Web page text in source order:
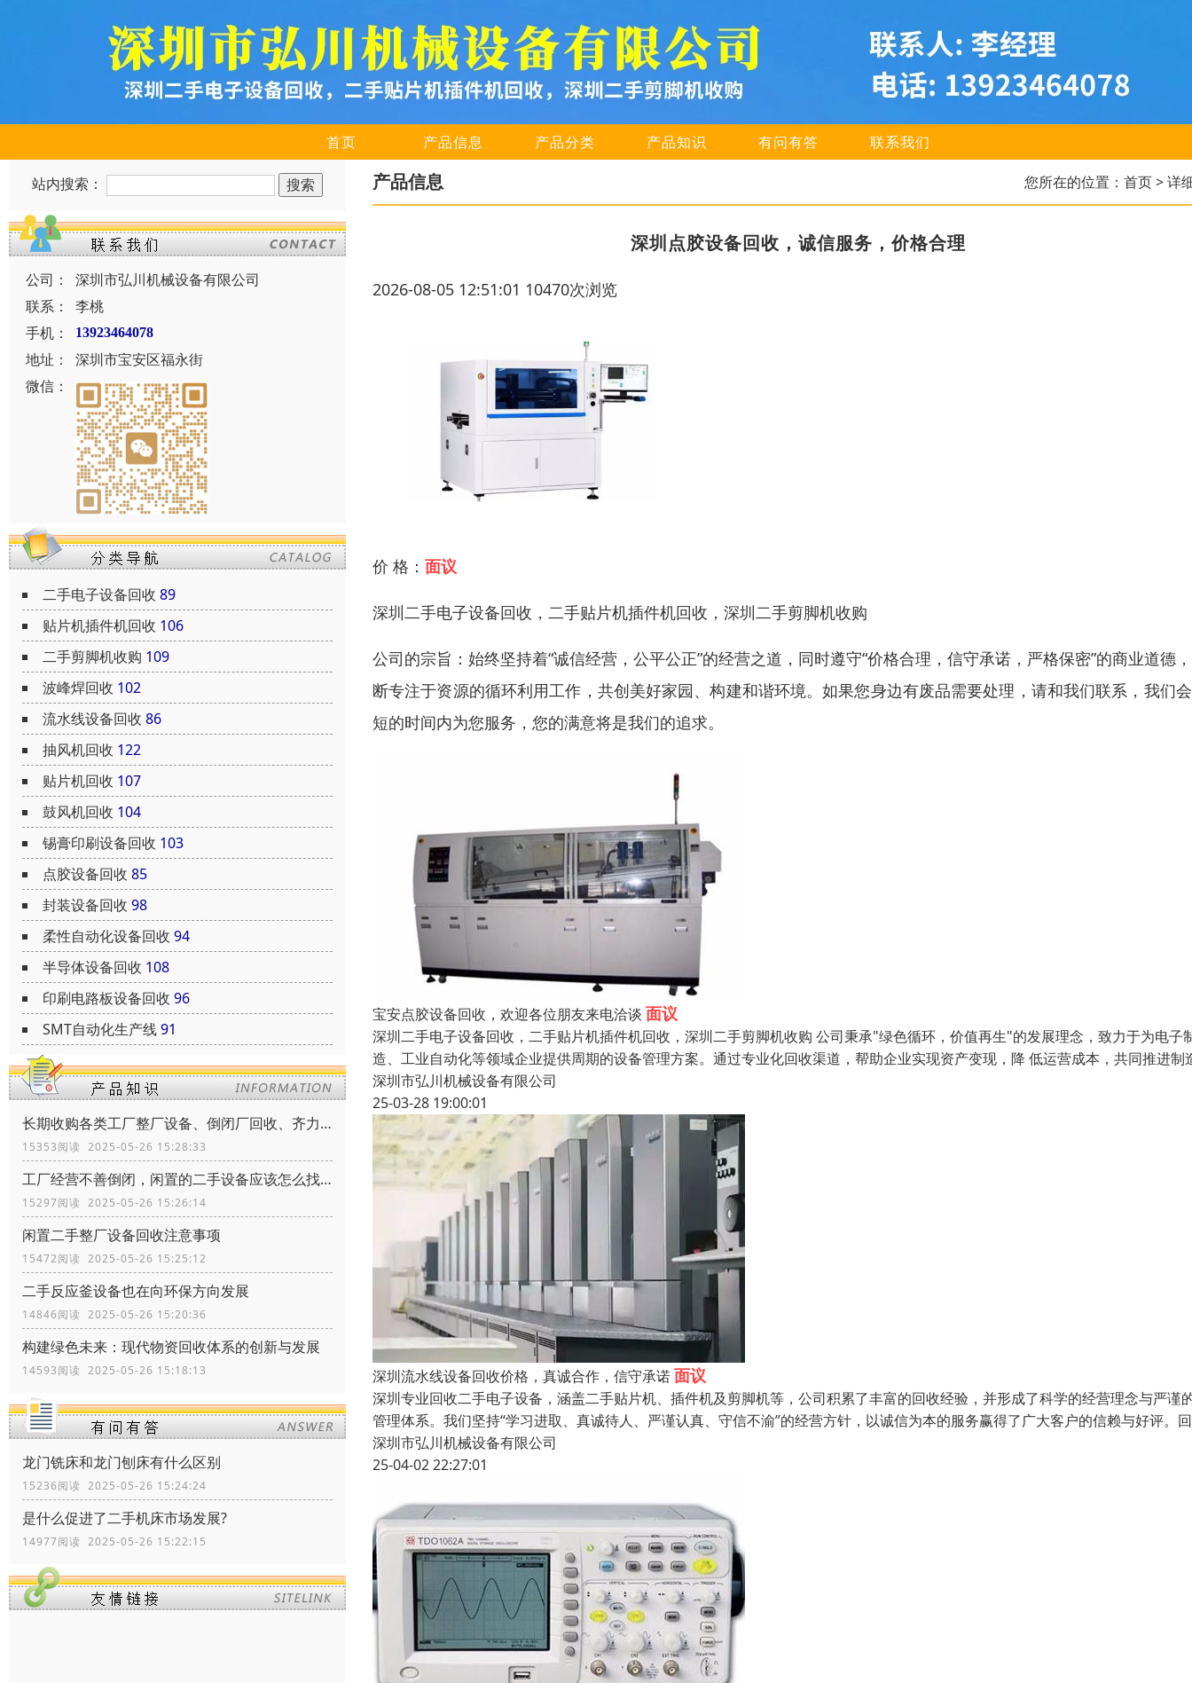
首页 产品信息 产品分类 产品知识 有问有答 联系我们
站内搜索：
公司：
深圳市弘川机械设备有限公司
联系：
李桃
手机：
13923464078
地址：
深圳市宝安区福永街
微信：
二手电子设备回收 89
贴片机插件机回收 106
二手剪脚机收购 109
波峰焊回收 102
流水线设备回收 86
抽风机回收 122
贴片机回收 107
鼓风机回收 104
锡膏印刷设备回收 103
点胶设备回收 85
封装设备回收 98
柔性自动化设备回收 94
半导体设备回收 108
印刷电路板设备回收 96
SMT自动化生产线91
长期收购各类工厂整厂设备、倒闭厂回收、齐力环保、共创辉煌
15353阅读 2025-05-26 15:28:33
工厂经营不善倒闭，闲置的二手设备应该怎么找到买家靠谱的买家
15297阅读 2025-05-26 15:26:14
闲置二手整厂设备回收注意事项
15472阅读 2025-05-26 15:25:12
二手反应釜设备也在向环保方向发展
14846阅读 2025-05-26 15:20:36
构建绿色未来：现代物资回收体系的创新与发展
14593阅读 2025-05-26 15:18:13
龙门铣床和龙门刨床有什么区别
15236阅读 2025-05-26 15:24:24
是什么促进了二手机床市场发展?
14977阅读 2025-05-26 15:22:15
产品信息 您所在的位置： 首页> 详
深圳点胶设备回收，诚信服务，价格合理
2026-08-05 12:51:01 10470次浏览
价 格： 面议
深圳二手电子设备回收，二手贴片机插件机回收，深圳二手剪脚机收购
公司的宗旨：始终坚持着“诚信经营，公平公正”的经营之道，同时遵守“价格合理，信守承诺，严格保密”的商业道德
断专注于资源的循环利用工作，共创美好家园、构建和谐环境。如果您身边有废品需要处理，请和我们联系，我们
短的时间内为您服务，您的满意将是我们的追求。
宝安点胶设备回收，欢迎各位朋友来电洽谈 面议
深圳二手电子设备回收，二手贴片机插件机回收，深圳二手剪脚机收购 公司秉承"绿色循环，价值再生"的发展理念，致力于为电子
造、工业自动化等领域企业提供周期的设备管理方案。通过专业化回收渠道，帮助企业实现资产变现，降 低运营成本，共同推进制
深圳市弘川机械设备有限公司
25-03-28 19:00:01
深圳流水线设备回收价格，真诚合作，信守承诺面议
深圳专业回收二手电子设备，涵盖二手贴片机、插件机及剪脚机等，公司积累了丰富的回收经验，并形成了科学的经营理念与严谨
管理体系。我们坚持“学习进取、真诚待人、严谨认真、守信不渝”的经营方针，以诚信为本的服务赢得了广大客户的信赖与好评。
深圳市弘川机械设备有限公司
25-04-02 22:27:01